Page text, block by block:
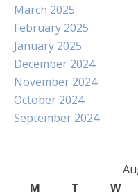
March 2025
February 2025
January 2025
December 2024
November 2024
October 2024
September 2024
M
T W